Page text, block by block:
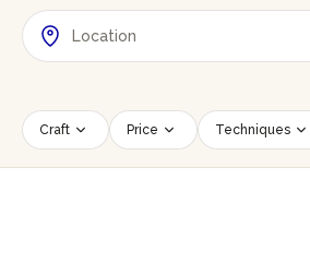
Craft Price Techniques
Time slot Number of persons